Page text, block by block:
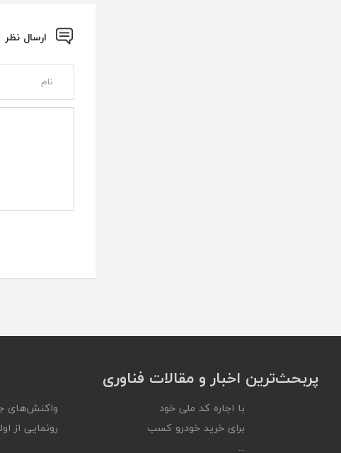
ارسال نظر
پربحث‌ترین اخبار و مقالات فناوری
با اجاره کد ملی خود
برای خرید خودرو کسب
...
واکنش‌های
رونمایی از